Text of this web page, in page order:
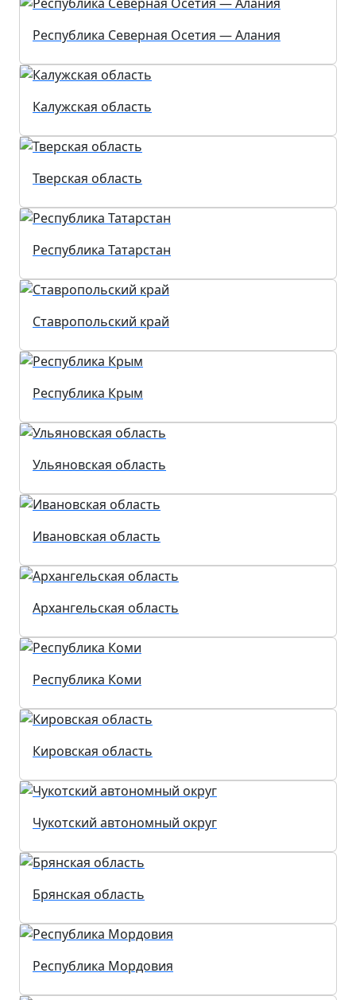
Республика Северная Осетия — Алания
Калужская область
Тверская область
Республика Татарстан
Ставропольский край
Республика Крым
Ульяновская область
Ивановская область
Архангельская область
Республика Коми
Кировская область
Чукотский автономный округ
Брянская область
Республика Мордовия